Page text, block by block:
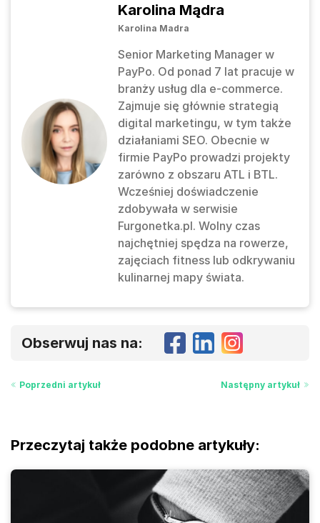
Karolina Mądra
Karolina Madra
Senior Marketing Manager w
PayPo. Od ponad 7 lat pracuje w
branży usług dla e-commerce.
Zajmuje się głównie strategią
digital marketingu, w tym także
działaniami SEO. Obecnie w
firmie PayPo prowadzi projekty
zarówno z obszaru ATL i BTL.
Wcześniej doświadczenie
zdobywała w serwisie
Furgonetka.pl. Wolny czas
najchętniej spędza na rowerze,
zajęciach fitness lub odkrywaniu
kulinarnej mapy świata.
Obserwuj nas na:
Poprzedni artykuł Następny artykuł
Przeczytaj także podobne artykuły: